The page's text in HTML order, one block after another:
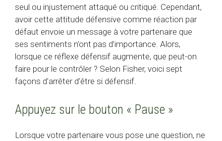
seul ou injustement attaqué ou critiqué. Cependant,
avoir cette attitude défensive comme réaction par
défaut envoie un message à votre partenaire que
ses sentiments n’ont pas d’importance. Alors,
lorsque ce réflexe défensif augmente, que peut-on
faire pour le contrôler ? Selon Fisher, voici sept
façons d’arrêter d’être si défensif.
Appuyez sur le bouton « Pause »
Lorsque votre partenaire vous pose une question, ne